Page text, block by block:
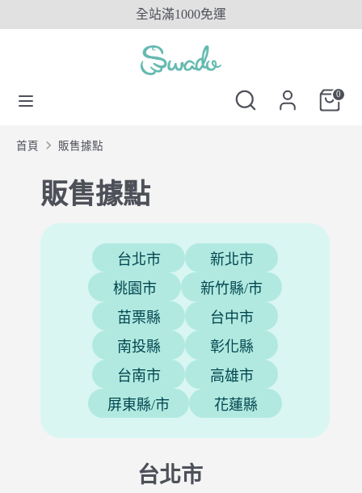
to
全站滿1000免運
SwadoTW
0
尋
首頁 販售據點
販售據點
台北市
新北市
桃園市
新竹縣/市
苗栗縣
台中市
南投縣
彰化縣
台南市
高雄市
屏東縣/市
花蓮縣
台北市